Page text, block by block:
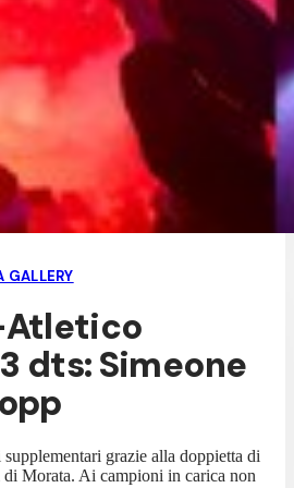
GALLERY
dts: Simeone
grazie alla doppietta di
Morata. Ai campioni in carica non